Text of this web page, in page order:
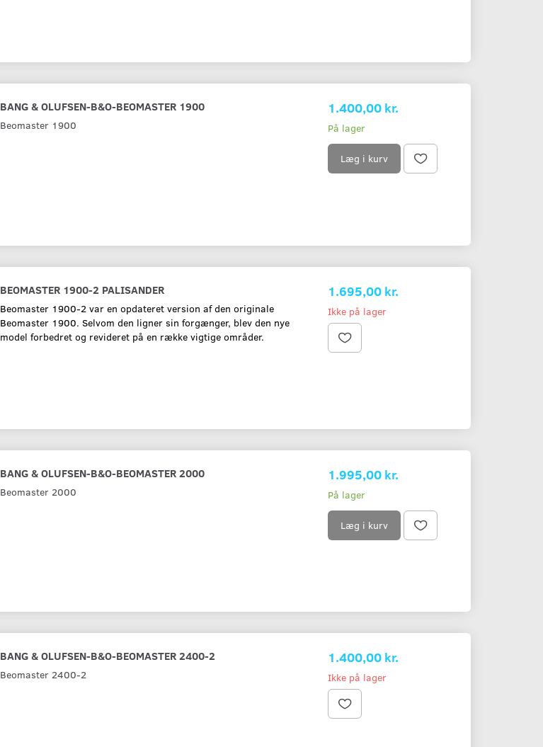
BEOMASTER 3300
1.995,00 kr.
Læg i kurv
BANG & OLUFSEN-B&O-
2.700,00 kr.
Læg i kurv
BEOMASTER 5500
2.695,00 kr.
Læg i kurv
BEOMASTER
BANG & OLUFSEN-B&O-BEOMASTER 1900
Beomaster 1900
1.400,00 kr.
På lager
Læg i kurv
BEOMASTER 1900-2 PALISANDER
Beomaster 1900-2 var en opdateret version af den originale
Beomaster 1900. Selvom den ligner sin forgænger, blev den nye
model forbedret og revideret på en række vigtige områder.
1.695,00 kr.
Ikke på lager
BANG & OLUFSEN-B&O-BEOMASTER 2000
Beomaster 2000
1.995,00 kr.
På lager
Læg i kurv
BANG & OLUFSEN-B&O-BEOMASTER 2400-2
Beomaster 2400-2
1.400,00 kr.
Ikke på lager